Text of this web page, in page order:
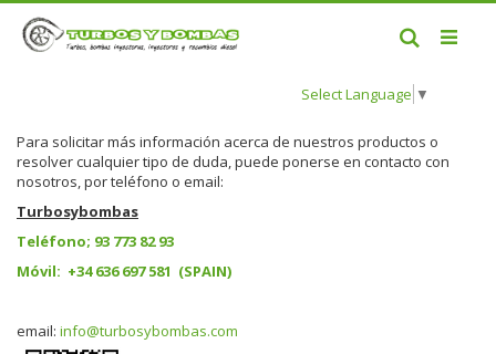
Buscar
Select Language ▼
Para solicitar más información acerca de nuestros productos o
resolver cualquier tipo de duda, puede ponerse en contacto con
nosotros, por teléfono o email:
Turbosybombas
Teléfono; 93 773 82 93
Móvil: +34 636 697 581 (SPAIN)
email: info@turbosybombas.com